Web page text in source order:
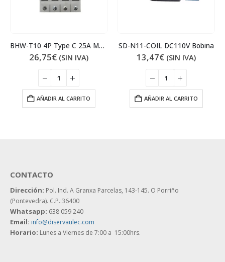
BHW-T10 4P Type C 25A Magnetotérmico
26,75€ (SIN IVA)
AÑADIR AL CARRITO
SD-N11-COIL DC110V Bobina
13,47€ (SIN IVA)
AÑADIR AL CARRITO
CONTACTO
Dirección: Pol. Ind. A Granxa Parcelas, 143-145. O Porriño
(Pontevedra). C.P.:36400
Whatsapp: 638 059 240
Email: info@diservaulec.com
Horario: Lunes a Viernes de 7:00 a 15:00hrs.